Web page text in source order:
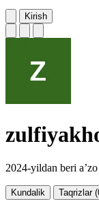
Kirish
2024-yildan beri a’zo
Kundalik Taqrizlar